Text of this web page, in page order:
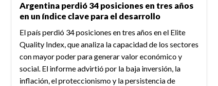
Argentina perdió 34 posiciones en tres años
en un índice clave para el desarrollo
El país perdió 34 posiciones en tres años en el Elite
Quality Index, que analiza la capacidad de los sectores
con mayor poder para generar valor económico y
social. El informe advirtió por la baja inversión, la
inflación, el proteccionismo y la persistencia de